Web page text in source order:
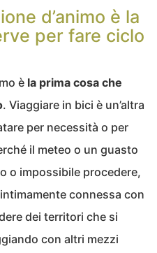
d’animo è la
per fare ciclo
è la prima cosa che
. Viaggiare in bici è un’altra
per necessità o per
il meteo o un guasto
o impossibile procedere,
connessa con
dei territori che si
con altri mezzi